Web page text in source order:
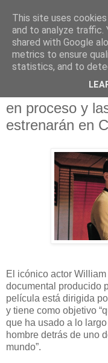
El documental
en proceso y
estrenarán en
El icónico actor
documental producido
película está dirigida
y tiene como objetivo
que ha usado a lo
hombre detrás de uno
mundo”.
This site uses
and to analyze traffic.
shared with Google
metrics to ensure
statistics, and to